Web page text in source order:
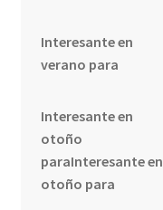
Interesante en
verano para
Interesante en
otoño
paraInteresante en
otoño para